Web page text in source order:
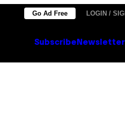
Go Ad Free LOGIN /
Subscribe Newsletter